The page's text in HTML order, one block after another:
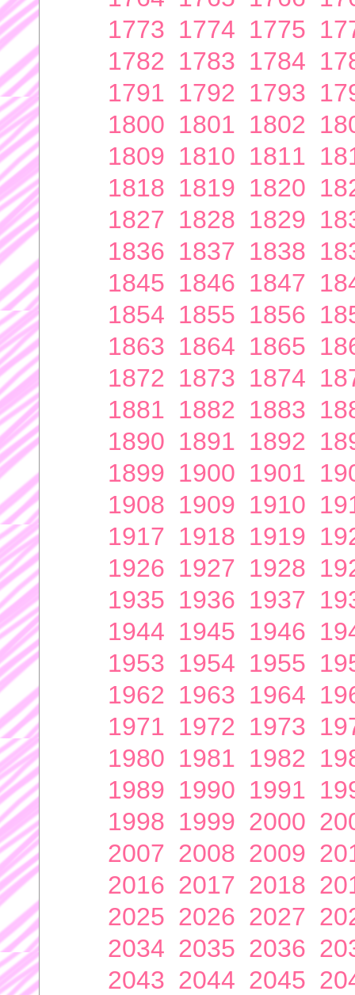
1773 1774 1775
1782 1783 1784
1791 1792 1793
1800 1801 1802
1809 1810 1811
1818 1819 1820
1827 1828 1829
1836 1837 1838
1845 1846 1847
1854 1855 1856
1863 1864 1865
1872 1873 1874
1881 1882 1883
1890 1891 1892
1899 1900 1901
1908 1909 1910
1917 1918 1919
1926 1927 1928
1935 1936 1937
1944 1945 1946
1953 1954 1955
1962 1963 1964
1971 1972 1973
1980 1981 1982
1989 1990 1991
1998 1999 2000
2007 2008 2009
2016 2017 2018
2025 2026 2027
2034 2035 2036
2043 2044 2045